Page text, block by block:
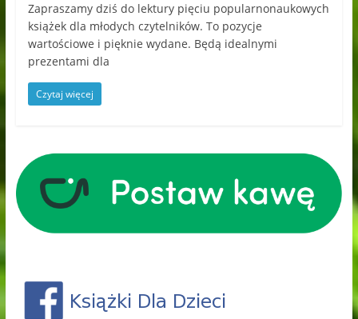
Zapraszamy dziś do lektury pięciu popularnonaukowych
książek dla młodych czytelników. To pozycje
wartościowe i pięknie wydane. Będą idealnymi
prezentami dla
Czytaj więcej